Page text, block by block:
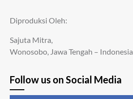
Diproduksi Oleh:
Sajuta Mitra,
Wonosobo, Jawa Tengah – Indonesia
Follow us on Social Media